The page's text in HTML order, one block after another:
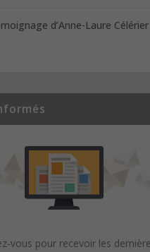
d’Anne-Laure Célérier
vous pour recevoir les